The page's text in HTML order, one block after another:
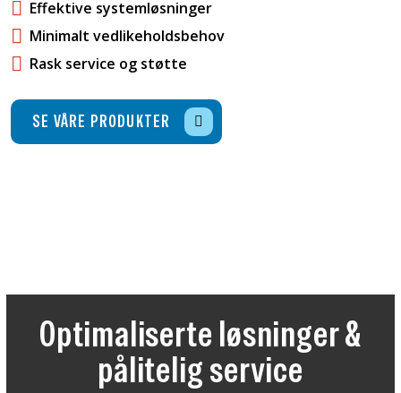
Effektive systemløsninger
Minimalt vedlikeholdsbehov
Rask service og støtte
SE VÅRE PRODUKTER
Optimaliserte løsninger &
pålitelig service